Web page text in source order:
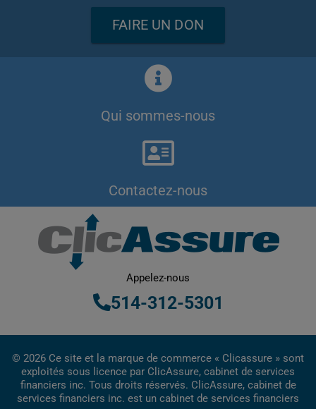
FAIRE UN DON
Qui sommes-nous
Contactez-nous
Appelez-nous
514-312-5301
© 2026 Ce site et la marque de commerce « Clicassure » sont
exploités sous licence par ClicAssure, cabinet de services
financiers inc. Tous droits réservés. ClicAssure, cabinet de
services financiers inc. est un cabinet de services financiers